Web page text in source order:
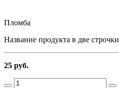
Пломба
Название продукта в две строчки
25 руб.